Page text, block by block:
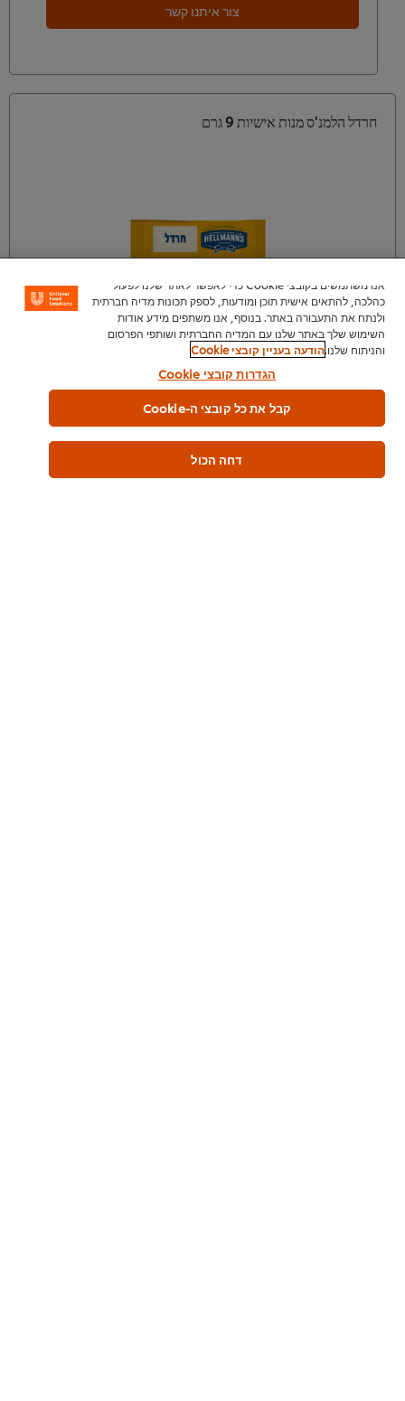
צור איתנו קשר
חרדל הלמנ'ס מנות אישיות 9 גרם
צור איתנו קשר
אנו משתמשים בקובצי Cookie כדי לאפשר לאתר שלנו לפעול
כהלכה, להתאים אישית תוכן ומודעות, לספק תכונות מדיה חברתית
ולנתח את התעבורה באתר. בנוסף, אנו משתפים מידע אודות
השימוש שלך באתר שלנו עם המדיה החברתית ושותפי הפרסום
והניתוח שלנו.הודעה בעניין קובצי Cookie
הגדרות קובצי Cookie
דחה הכול
קבל את כל קובצי ה-Cookie